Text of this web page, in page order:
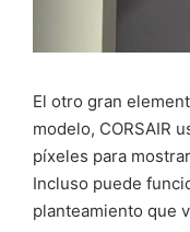
El otro gran
modelo, CORSAIR
píxeles para
Incluso puede
planteamiento que